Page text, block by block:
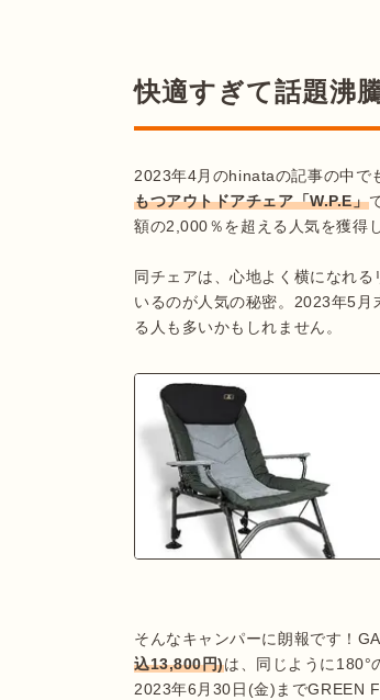
快適すぎて話題沸
2023年4月のhinataの記事の中で
もつアウトドアチェア「W.P.E」
額の2,000％を超える人気を獲得
同チェアは、心地よく横になれ
いるのが人気の秘密。2023年5月
る人も多いかもしれません。
そんなキャンパーに朗報です！
込13,800円)は、同じように180°
2023年6月30日(金)までGREEN